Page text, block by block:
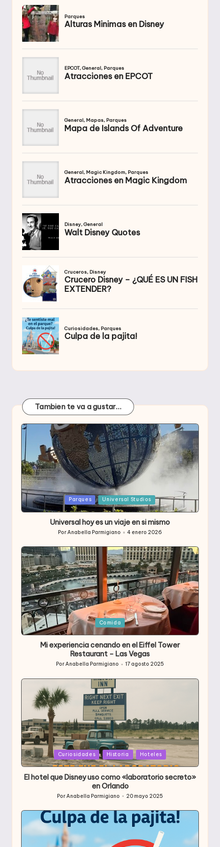
Tambien te va a gustar…
Publicada
en
Parques Universal Studios
Universal hoy es un viaje en si mismo
Publicado
por
PorAnabella Parmigiano 4 enero 2026
Publicada
en
Comida
Mi experiencia cenando en el Eiffel Tower
Restaurant – Las Vegas
PorAnabella Parmigiano 17 agosto 2025
Publicada
en
Curiosidades Historia Hoteles
El hotel que Disney uso como «laboratorio secreto»
en Orlando
Publicado
PorAnabella Parmigiano 20 mayo 2025